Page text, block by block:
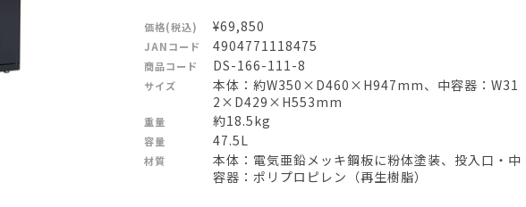
価格(税込) ¥69,850
JANコード 4904771118475
商品コード DS-166-111-8
サイズ
本体：約W350×D460×H947mm、中容器：W31
2×D429×H553mm
重量 約18.5kg
容量 47.5L
材質
本体：電気亜鉛メッキ鋼板に粉体塗装、投入口・中
容器：ポリプロピレン（再生樹脂）